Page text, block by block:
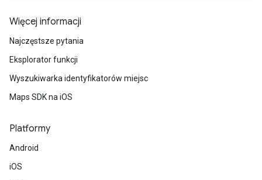
Więcej informacji
Najczęstsze pytania
Eksplorator funkcji
Wyszukiwarka identyfikatorów miejsc
Maps SDK na iOS
Platformy
Android
iOS